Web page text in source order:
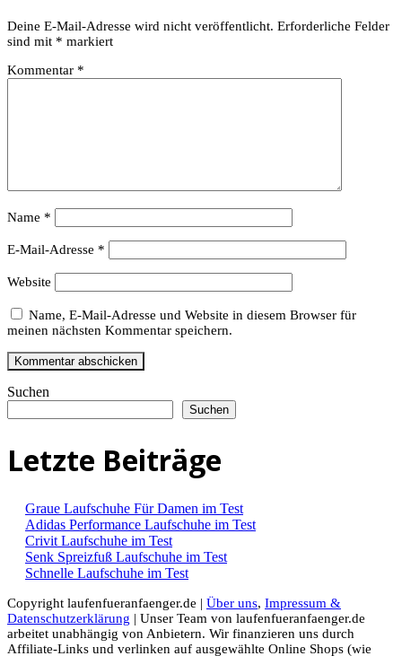
Deine E-Mail-Adresse wird nicht veröffentlicht. Erforderliche Felder
sind mit * markiert
Kommentar *
Name *
E-Mail-Adresse *
Website
Name, E-Mail-Adresse und Website in diesem Browser für
meinen nächsten Kommentar speichern.
Suchen
Suchen
Letzte Beiträge
Graue Laufschuhe Für Damen im Test
Adidas Performance Laufschuhe im Test
Crivit Laufschuhe im Test
Senk Spreizfuß Laufschuhe im Test
Schnelle Laufschuhe im Test
Copyright laufenfueranfaenger.de | Über uns, Impressum &
Datenschutzerklärung | Unser Team von laufenfueranfaenger.de
arbeitet unabhängig von Anbietern. Wir finanzieren uns durch
Affiliate-Links und verlinken auf ausgewählte Online Shops (wie